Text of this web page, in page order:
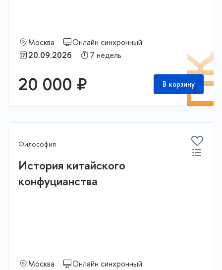
Москва
Онлайн синхронный
20.09.2026
7 недель
20 000 ₽ В корзину
Философия
История китайского
конфуцианства
Москва
Онлайн синхронный